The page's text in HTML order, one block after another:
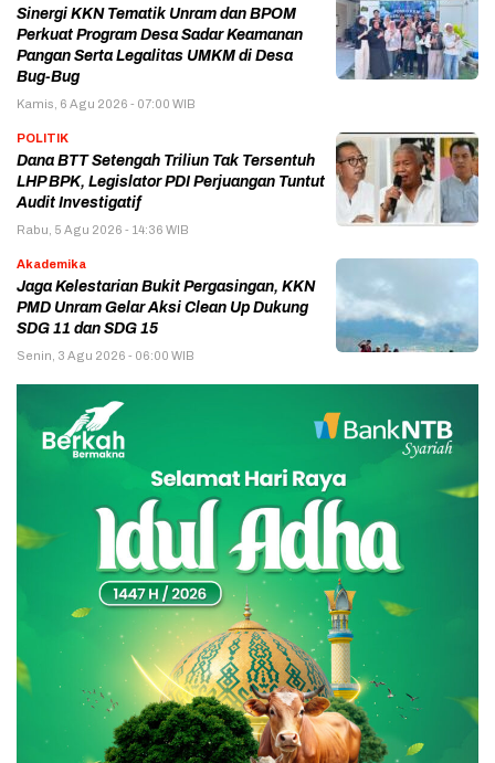
Sinergi KKN Tematik Unram dan BPOM
Perkuat Program Desa Sadar Keamanan
Pangan Serta Legalitas UMKM di Desa
Bug-Bug
Kamis, 6 Agu 2026 - 07:00 WIB
POLITIK
Dana BTT Setengah Triliun Tak Tersentuh
LHP BPK, Legislator PDI Perjuangan Tuntut
Audit Investigatif
Rabu, 5 Agu 2026 - 14:36 WIB
Akademika
Jaga Kelestarian Bukit Pergasingan, KKN
PMD Unram Gelar Aksi Clean Up Dukung
SDG 11 dan SDG 15
Senin, 3 Agu 2026 - 06:00 WIB